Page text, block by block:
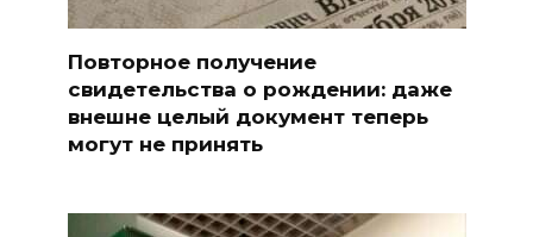
Повторное получение
свидетельства о рождении: даже
внешне целый документ теперь
могут не принять